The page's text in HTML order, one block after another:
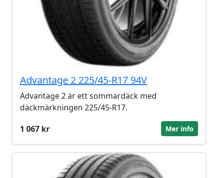
Advantage 2 225/45-R17 94V
Advantage 2 är ett sommardäck med
däckmärkningen 225/45-R17.
1 067 kr
Mer info